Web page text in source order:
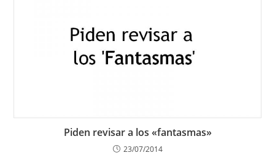
Piden revisar a los «fantasmas»
23/07/2014